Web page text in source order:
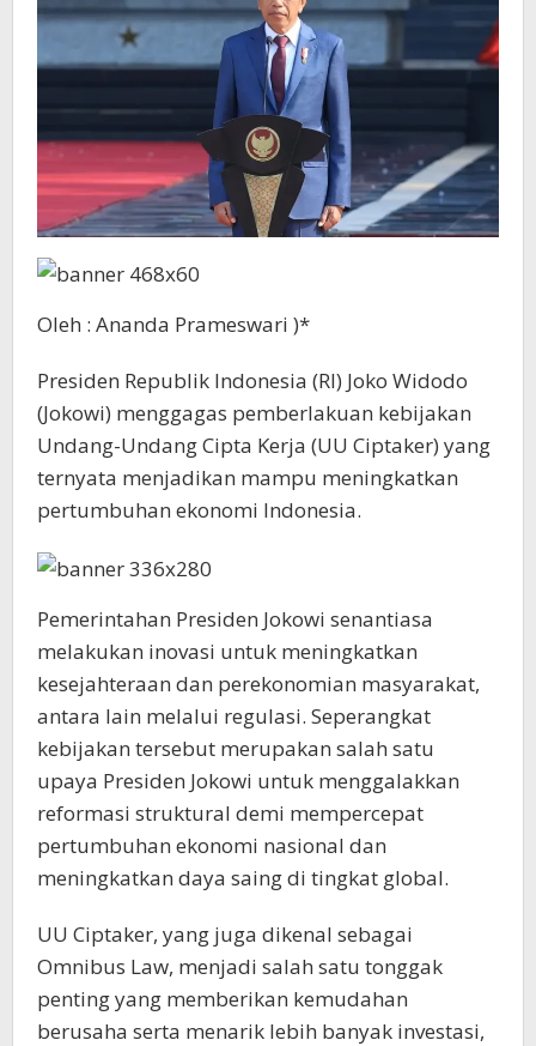
Oleh : Ananda Prameswari )*
Presiden Republik Indonesia (RI) Joko Widodo
(Jokowi) menggagas pemberlakuan kebijakan
Undang-Undang Cipta Kerja (UU Ciptaker) yang
ternyata menjadikan mampu meningkatkan
pertumbuhan ekonomi Indonesia.
Pemerintahan Presiden Jokowi senantiasa
melakukan inovasi untuk meningkatkan
kesejahteraan dan perekonomian masyarakat,
antara lain melalui regulasi. Seperangkat
kebijakan tersebut merupakan salah satu
upaya Presiden Jokowi untuk menggalakkan
reformasi struktural demi mempercepat
pertumbuhan ekonomi nasional dan
meningkatkan daya saing di tingkat global.
UU Ciptaker, yang juga dikenal sebagai
Omnibus Law, menjadi salah satu tonggak
penting yang memberikan kemudahan
berusaha serta menarik lebih banyak investasi,